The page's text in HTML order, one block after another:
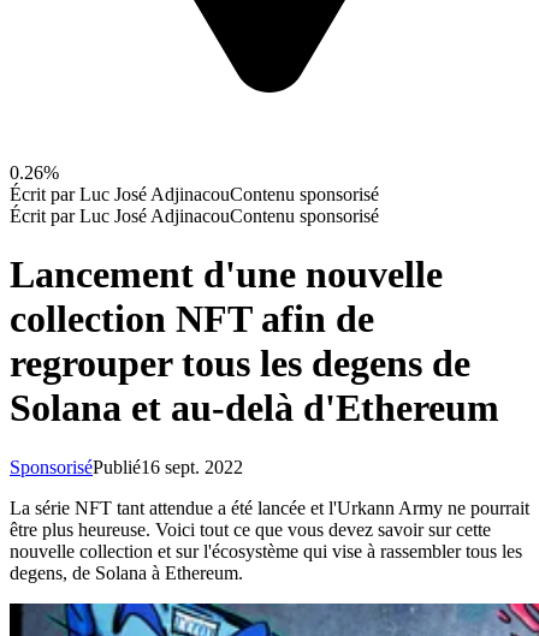
0.26%
Écrit parLuc José AdjinacouContenu sponsorisé
Écrit parLuc José AdjinacouContenu sponsorisé
Lancement d'une nouvelle
collection NFT afin de
regrouper tous les degens de
Solana et au-delà d'Ethereum
SponsoriséPublié16 sept. 2022
La série NFT tant attendue a été lancée et l'Urkann Army ne pourrait
être plus heureuse. Voici tout ce que vous devez savoir sur cette
nouvelle collection et sur l'écosystème qui vise à rassembler tous les
degens, de Solana à Ethereum.